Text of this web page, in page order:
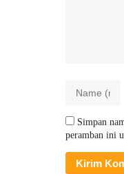
Simpan
peramban ini